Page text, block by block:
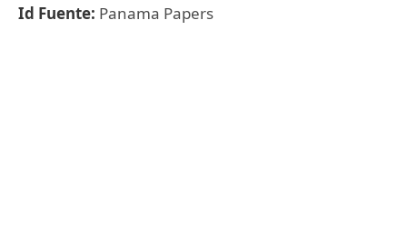
Id Fuente: Panama Papers